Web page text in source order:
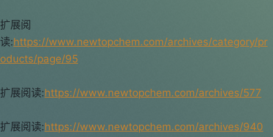
扩展阅
读:https://www.newtopchem.com/archives/category/pr
oducts/page/95
扩展阅读:https://www.newtopchem.com/archives/577
扩展阅读:https://www.newtopchem.com/archives/940